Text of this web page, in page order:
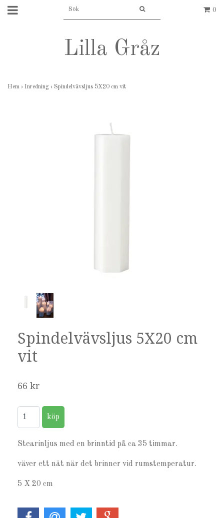
0
Lilla Gråz
Hem › Inredning › Spindelvävsljus 5X20 cm vit
Spindelvävsljus 5X20 cm
vit
66 kr
Stearinljus med en brinntid på ca 35 timmar.
väver ett nät när det brinner vid rumstemperatur.
5 X 20 cm